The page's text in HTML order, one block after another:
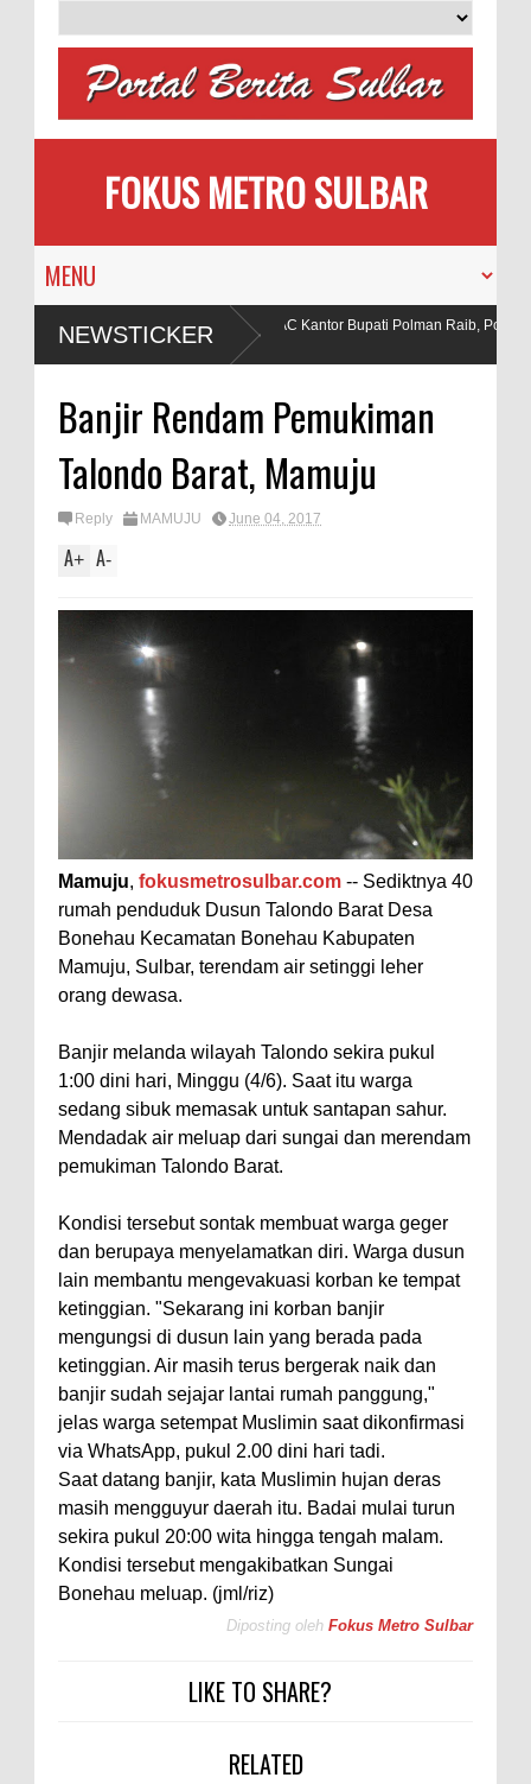
FOKUS METRO SULBAR
NEWSTICKER
Pengantin
Puluhan AC Kantor Bupati Polman Raib, Polisi
Penadah
Banjir Rendam Pemukiman
Talondo Barat, Mamuju
Reply MAMUJU June 04, 2017
A+ A-
Mamuju, fokusmetrosulbar.com -- Sediktnya 40
rumah penduduk Dusun Talondo Barat Desa
Bonehau Kecamatan Bonehau Kabupaten
Mamuju, Sulbar, terendam air setinggi leher
orang dewasa.
Banjir melanda wilayah Talondo sekira pukul
1:00 dini hari, Minggu (4/6). Saat itu warga
sedang sibuk memasak untuk santapan sahur.
Mendadak air meluap dari sungai dan merendam
pemukiman Talondo Barat.
Kondisi tersebut sontak membuat warga geger
dan berupaya menyelamatkan diri. Warga dusun
lain membantu mengevakuasi korban ke tempat
ketinggian. "Sekarang ini korban banjir
mengungsi di dusun lain yang berada pada
ketinggian. Air masih terus bergerak naik dan
banjir sudah sejajar lantai rumah panggung,"
jelas warga setempat Muslimin saat dikonfirmasi
via WhatsApp, pukul 2.00 dini hari tadi.
Saat datang banjir, kata Muslimin hujan deras
masih mengguyur daerah itu. Badai mulai turun
sekira pukul 20:00 wita hingga tengah malam.
Kondisi tersebut mengakibatkan Sungai
Bonehau meluap. (jml/riz)
Diposting oleh Fokus Metro Sulbar
LIKE TO SHARE?
RELATED